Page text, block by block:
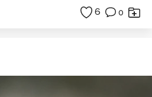
6 0